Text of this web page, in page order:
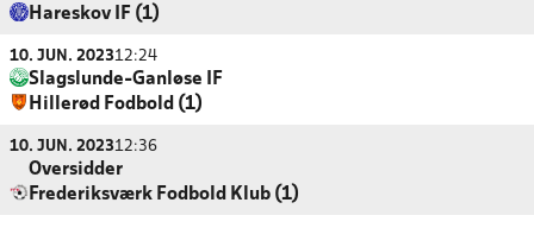
Hareskov IF (1)
10. JUN. 202312:24
Slagslunde-Ganløse IF
Hillerød Fodbold (1)
10. JUN. 202312:36
Oversidder
Frederiksværk Fodbold Klub (1)